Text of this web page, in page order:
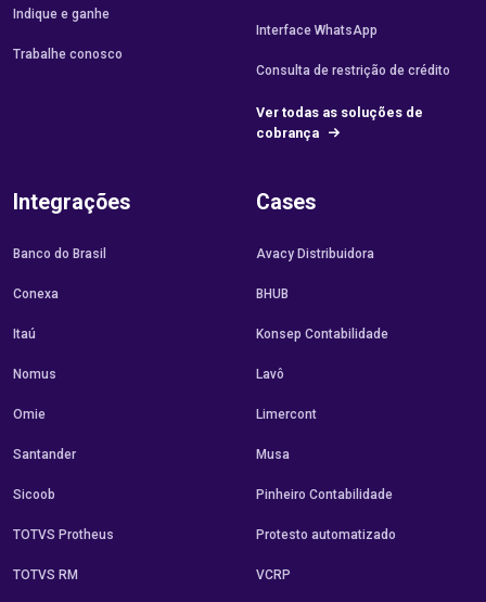
Indique e ganhe
Trabalhe conosco
Interface WhatsApp
Consulta de restrição de crédito
Ver todas as soluções de
cobrança
Integrações
Banco do Brasil
Conexa
Itaú
Nomus
Omie
Santander
Sicoob
TOTVS Protheus
TOTVS RM
Cases
Avacy Distribuidora
BHUB
Konsep Contabilidade
Lavô
Limercont
Musa
Pinheiro Contabilidade
Protesto automatizado
VCRP